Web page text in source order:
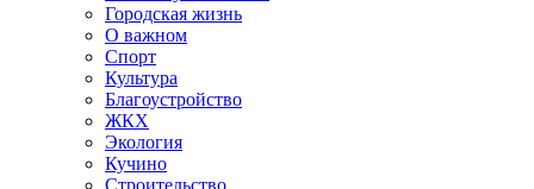
Городская жизнь
О важном
Спорт
Культура
Благоустройство
ЖКХ
Экология
Кучино
Строительство